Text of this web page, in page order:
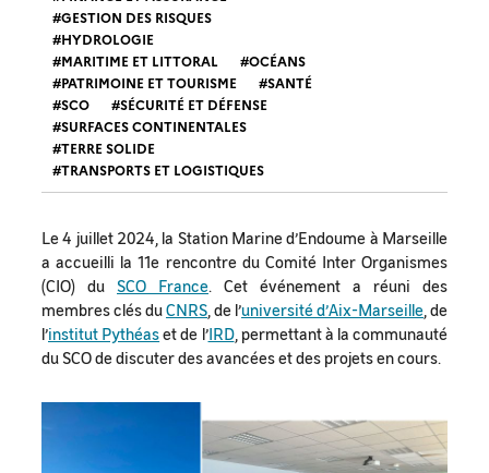
GESTION DES RISQUES
HYDROLOGIE
MARITIME ET LITTORAL
OCÉANS
PATRIMOINE ET TOURISME
SANTÉ
SCO
SÉCURITÉ ET DÉFENSE
SURFACES CONTINENTALES
TERRE SOLIDE
TRANSPORTS ET LOGISTIQUES
Le 4 juillet 2024, la Station Marine d’Endoume à Marseille
a accueilli la 11e rencontre du Comité Inter Organismes
(CIO) du SCO France. Cet événement a réuni des
membres clés duCNRS , de l’université d’Aix-Marseille , de
l’institut Pythéaset de l’IRD, permettant à la communauté
du SCO de discuter des avancées et des projets en cours.